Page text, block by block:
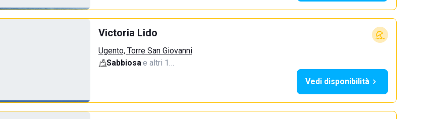
Victoria Lido
Ugento, Torre San Giovanni
Sabbiosa·e altri 1…
Vedi disponibilità